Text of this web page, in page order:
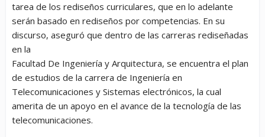
tarea de los rediseños curriculares, que en lo adelante
serán basado en rediseños por competencias. En su
discurso, aseguró que dentro de las carreras rediseñadas
en la
Facultad De Ingeniería y Arquitectura, se encuentra el plan
de estudios de la carrera de Ingeniería en
Telecomunicaciones y Sistemas electrónicos, la cual
amerita de un apoyo en el avance de la tecnología de las
telecomunicaciones.